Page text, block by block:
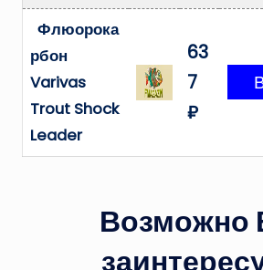
Флюорока
рбон
Varivas
Trout Shock
Leader
63
7
₽
Возможно